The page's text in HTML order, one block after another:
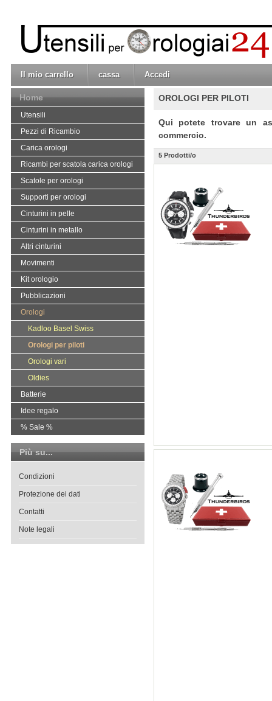
Il mio carrello cassa Accedi
OROLOGI PER PILOTI
Qui potete trovare un
commercio.
5 Prodotti/o
Home
Utensili
Pezzi di Ricambio
Carica orologi
Ricambi per scatola carica orologi
Scatole per orologi
Supporti per orologi
Cinturini in pelle
Cinturini in metallo
Altri cinturini
Movimenti
Kit orologio
Pubblicazioni
Orologi
Kadloo Basel Swiss
Orologi per piloti
Orologi vari
Oldies
Batterie
Idee regalo
% Sale %
Più su...
Condizioni
Protezione dei dati
Contatti
Note legali